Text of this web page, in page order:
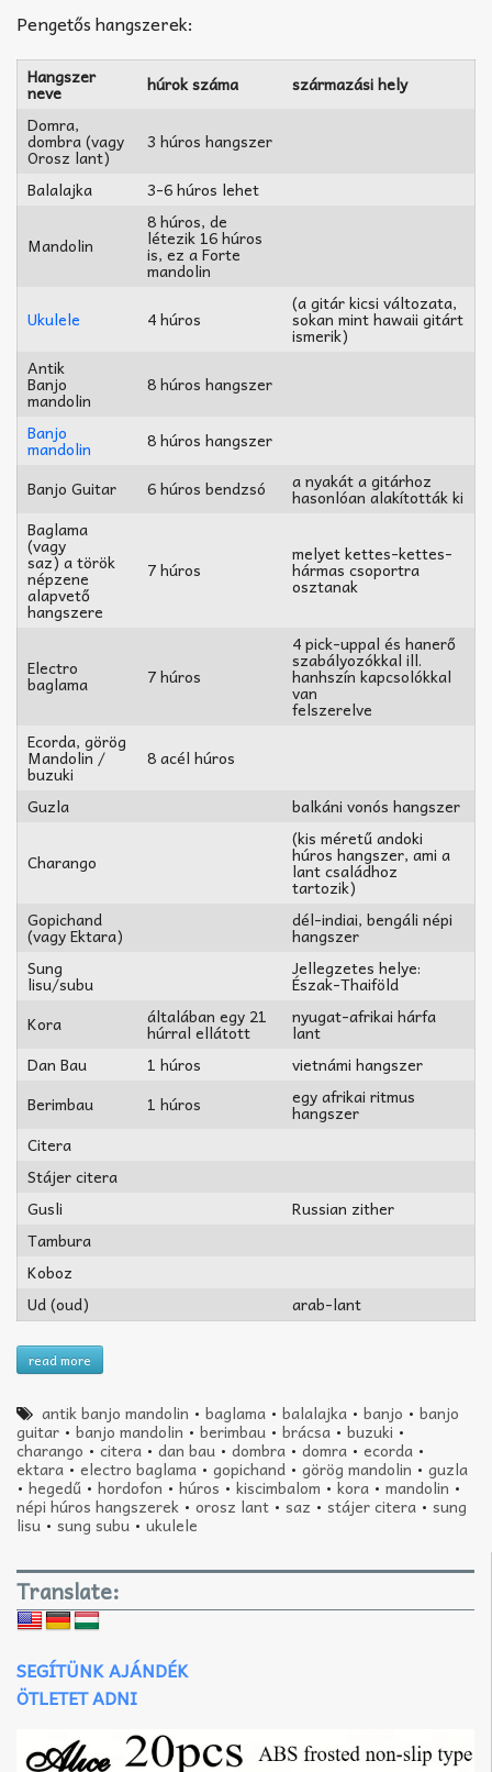
Pengetős hangszerek:
Hangszer
neve húrok száma
származási hely
Domra,
dombra (vagy
Orosz lant)
3 húros hangszer
Balalajka
3-6 húros lehet
Mandolin
8 húros, de
létezik 16 húros
is, ez a Forte
mandolin
Ukulele
4 húros
(a gitár kicsi változata,
sokan mint hawaii gitárt
ismerik)
Antik
Banjo
mandolin
8 húros hangszer
Banjo
mandolin
8 húros hangszer
Banjo Guitar
6 húros bendzsó a nyakát a gitárhoz
hasonlóan alakították ki
Baglama
(vagy
saz) a török
népzene
alapvető
hangszere
7 húros
melyet kettes-kettes-
hármas csoportra
osztanak
Electro
baglama 7 húros
4 pick-uppal és hanerő
szabályozókkal ill.
hanhszín kapcsolókkal
van
felszerelve
Ecorda, görög
Mandolin /
buzuki
8 acél húros
Guzla
balkáni vonós hangszer
Charango
(kis méretű andoki
húros hangszer, ami a
lant családhoz
tartozik)
Gopichand
(vagy Ektara)
dél-indiai, bengáli népi
hangszer
Sung
lisu/subu
Jellegzetes helye:
Észak-Thaiföld
Kora
általában egy 21
húrral ellátott
nyugat-afrikai hárfa
lant
Dan Bau
1 húros
vietnámi hangszer
Berimbau
1 húros egy afrikai ritmus
hangszer
Citera
Stájer citera
Gusli
Russian zither
Tambura
Koboz
Ud (oud)
arab-lant
read more
antik banjo mandolin •baglama •balalajka •banjo •banjo
guitar • banjo mandolin • berimbau • brácsa • buzuki •
charango • citera • dan bau • dombra • domra • ecorda •
ektara • electro baglama • gopichand • görög mandolin • guzla
• hegedű • hordofon • húros • kiscimbalom • kora • mandolin •
népi húros hangszerek • orosz lant • saz • stájer citera • sung
lisu • sung subu • ukulele
Translate:
SEGÍTÜNK AJÁNDÉK
ÖTLETET ADNI